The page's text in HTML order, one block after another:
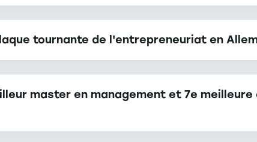
tournante de l'entrepreneuriat en
master en management et 7e